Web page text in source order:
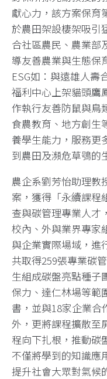
獻心力，該方案保育
於農田架設棲架吸引
合社區農民、農業部
導友善農業與生態保
ESG如：與遠雄人壽
福利中心上架貓頭鷹
作執行友善防鼠與鳥
食農教育、地方創生
養學生能力，服務更
到農田及瀕危草鴞的
農企系劉芳怡助理教
案，獲得「永續課程
查與碳管理專業人才
校內、外與業界專家
與企業實際場域，進
共取得259張專業碳
生組成碳盤亮點種子
保力、達仁林場等範
書，並與18家企業合
外，更將課程擴散至
程向下扎根，推動碳
不僅將學到的知識應
提升社會大眾對氣候